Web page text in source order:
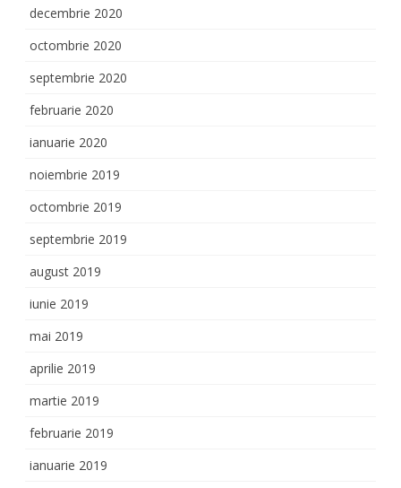
decembrie 2020
octombrie 2020
septembrie 2020
februarie 2020
ianuarie 2020
noiembrie 2019
octombrie 2019
septembrie 2019
august 2019
iunie 2019
mai 2019
aprilie 2019
martie 2019
februarie 2019
ianuarie 2019